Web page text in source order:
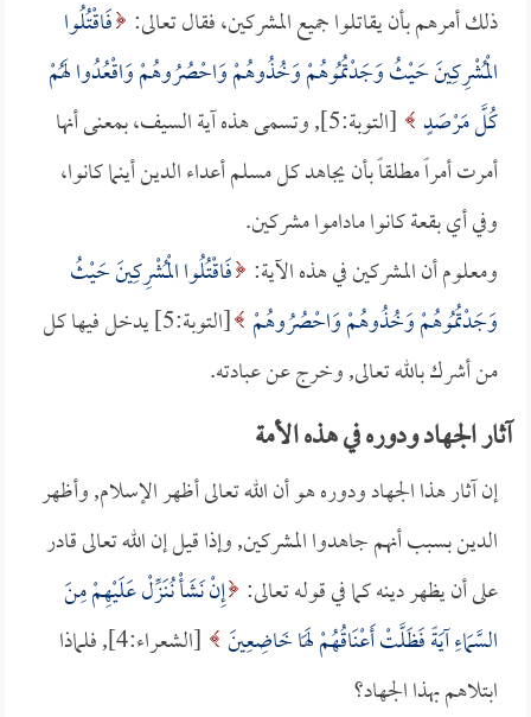
ذلك أمرهم بأن يقاتلوا جميع المشركين، فقال تعالى: فَاقْتُلُوا
الْمُشْرِكِينَ حَيْثُ وَجَدْتُمُوهُمْ وَخُذُوهُمْ وَاحْصُرُوهُمْ وَاقْعُدُوا لَهُمْ
كُلَّ مَرْصَدٍ
[التوبة:5], وتسمى هذه آية السيف، بمعنى أنها
أمرت أمراً مطلقاً بأن يجاهد كل مسلم أعداء الدين أينما كانوا،
وفي أي بقعة كانوا ماداموا مشركين.
ومعلوم أن المشركين في هذه الآية: فَاقْتُلُوا الْمُشْرِكِينَ حَيْثُ
وَجَدْتُمُوهُمْ وَخُذُوهُمْ وَاحْصُرُوهُمْ
[التوبة:5] يدخل فيها كل
من أشرك بالله تعالى, وخرج عن عبادته.
آثار الجهاد ودوره في هذه الأمة
إن آثار هذا الجهاد ودوره هو أن الله تعالى أظهر الإسلام, وأظهر
الدين بسبب أنهم جاهدوا المشركين, وإذا قيل إن الله تعالى قادر
على أن يظهر دينه كما في قوله تعالى: إِنْ نَشَأْ نُنَزِّلْ عَلَيْهِمْ مِنَ
السَّمَاءِ آيَةً فَظَلَّتْ أَعْنَاقُهُمْ لَهَا خَاضِعِينَ
[الشعراء:4], فلماذا
ابتلاهم بهذا الجهاد؟